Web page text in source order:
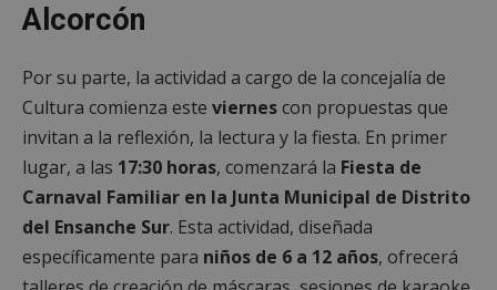
Alcorcón
Por su parte, la actividad a cargo de la concejalía de
Cultura comienza este viernescon propuestas que
invitan a la reflexión, la lectura y la fiesta. En primer
lugar, a las 17:30 horas, comenzará la Fiesta de
Carnaval Familiar en la Junta Municipal de Distrito
del Ensanche Sur. Esta actividad, diseñada
específicamente para niños de 6 a 12 años, ofrecerá